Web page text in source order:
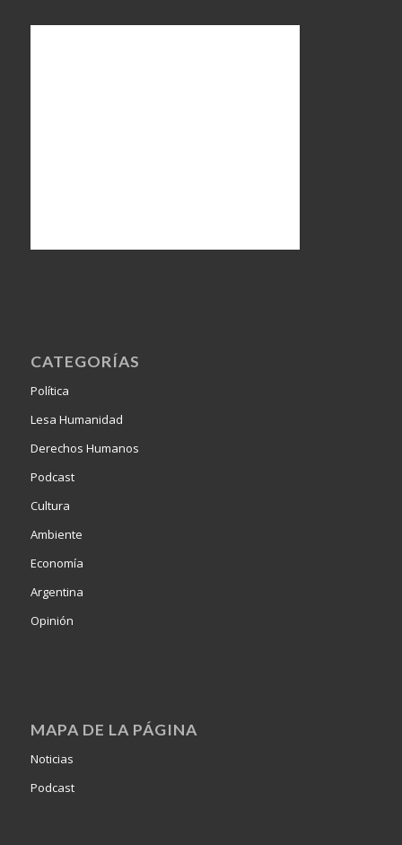
CATEGORÍAS
Política
Lesa Humanidad
Derechos Humanos
Podcast
Cultura
Ambiente
Economía
Argentina
Opinión
MAPA DE LA PÁGINA
Noticias
Podcast